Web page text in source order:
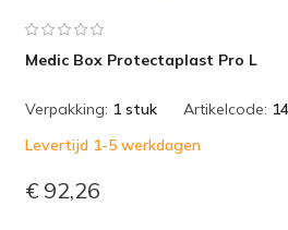
Medic Box Protectaplast Pro L
Verpakking: 1 stuk Artikelcode:
Levertijd 1-5 werkdagen
€ 92,26